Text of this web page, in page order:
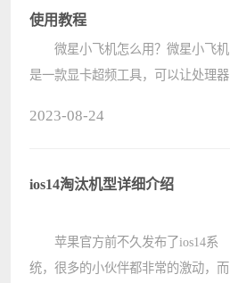
????
使用教程
微星小飞机怎么用？微星小飞机
是一款显卡超频工具，可以让处理器
大家详细介绍一下微星小飞机的使用
2023-08-24
ios14淘汰机型详细介绍
苹果官方前不久发布了ios14系
统，很多的小伙伴都非常的激动，而